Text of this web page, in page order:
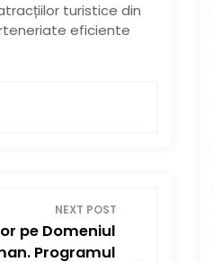
turistice din
eficiente
NEXT POST
pe Domeniul
Programul